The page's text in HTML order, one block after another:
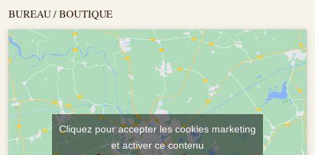
BUREAU / BOUTIQUE
Cliquez pour accepter les cookies marketing
et activer ce contenu